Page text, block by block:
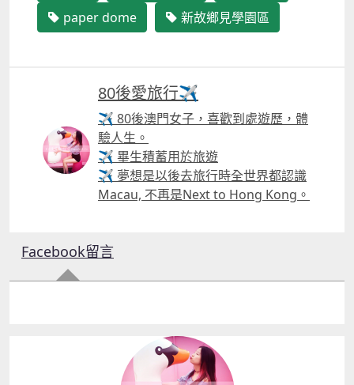
paper dome 新故鄉見學園區
80後愛旅行✈️
✈ 80後澳門女子，喜歡到處遊歷，體
驗人生。
✈ 畢生積蓄用於旅遊
✈ 夢想是以後去旅行時全世界都認識
Macau, 不再是Next to Hong Kong。
Facebook留言